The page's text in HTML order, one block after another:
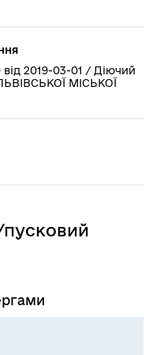
2019-03-01 / Діючий
МІСЬКОЇ
пусковий